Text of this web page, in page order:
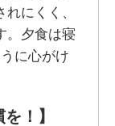
にくく、
。夕食は寝
に心がけ
！】